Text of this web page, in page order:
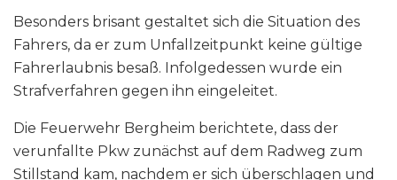
Besonders brisant gestaltet sich die Situation des
Fahrers, da er zum Unfallzeitpunkt keine gültige
Fahrerlaubnis besaß. Infolgedessen wurde ein
Strafverfahren gegen ihn eingeleitet.
Die Feuerwehr Bergheim berichtete, dass der
verunfallte Pkw zunächst auf dem Radweg zum
Stillstand kam, nachdem er sich überschlagen und